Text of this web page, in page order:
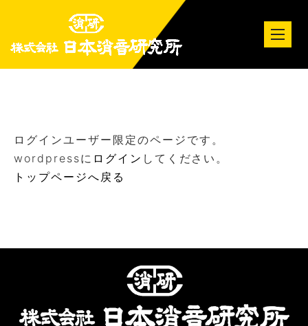
ログインユーザー限定のページです。
wordpressに ログイン してください。
トップページへ戻る